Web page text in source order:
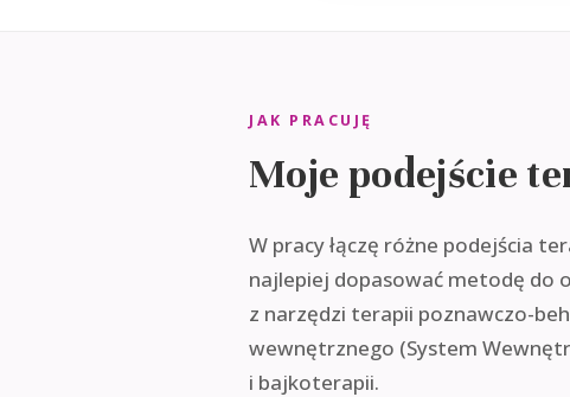
JAK PRACUJĘ
Moje podejście
W pracy łączę różne podejścia
najlepiej dopasować metodę do
z narzędzi terapii poznawczo-
wewnętrznego (System
i bajkoterapii.